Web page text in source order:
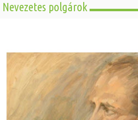
Látnivalók
Szállás
Nevezetes polgárok